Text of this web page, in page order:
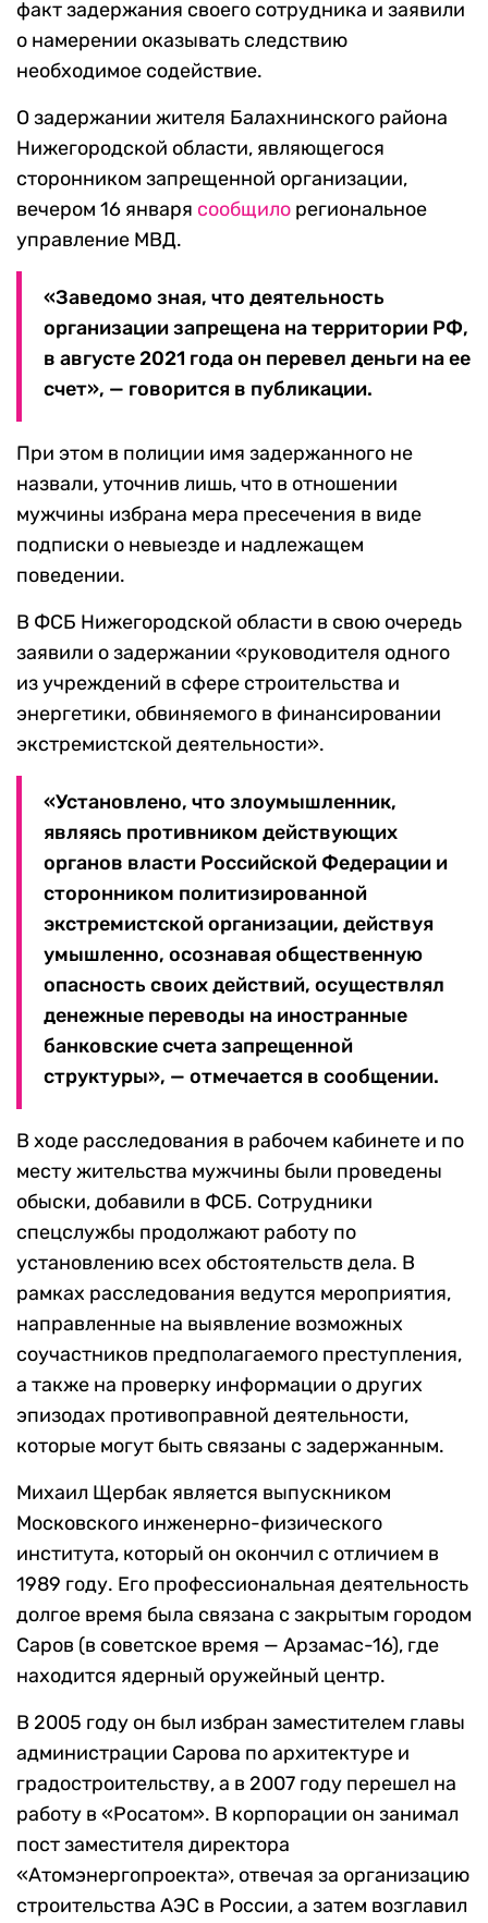
факт задержания своего сотрудника и заявили
о намерении оказывать следствию
необходимое содействие.
О задержании жителя Балахнинского района
Нижегородской области, являющегося
сторонником запрещенной организации,
вечером 16 января сообщило региональное
управление МВД.
«Заведомо зная, что деятельность
организации запрещена на территории РФ,
в августе 2021 года он перевел деньги на ее
счет», — говорится в публикации.
При этом в полиции имя задержанного не
назвали, уточнив лишь, что в отношении
мужчины избрана мера пресечения в виде
подписки о невыезде и надлежащем
поведении.
В ФСБ Нижегородской области в свою очередь
заявили о задержании «руководителя одного
из учреждений в сфере строительства и
энергетики, обвиняемого в финансировании
экстремистской деятельности».
«Установлено, что злоумышленник,
являясь противником действующих
органов власти Российской Федерации и
сторонником политизированной
экстремистской организации, действуя
умышленно, осознавая общественную
опасность своих действий, осуществлял
денежные переводы на иностранные
банковские счета запрещенной
структуры», — отмечается в сообщении.
В ходе расследования в рабочем кабинете и по
месту жительства мужчины были проведены
обыски, добавили в ФСБ. Сотрудники
спецслужбы продолжают работу по
установлению всех обстоятельств дела. В
рамках расследования ведутся мероприятия,
направленные на выявление возможных
соучастников предполагаемого преступления,
а также на проверку информации о других
эпизодах противоправной деятельности,
которые могут быть связаны с задержанным.
Михаил Щербак является выпускником
Московского инженерно-физического
института, который он окончил с отличием в
1989 году. Его профессиональная деятельность
долгое время была связана с закрытым городом
Саров (в советское время — Арзамас-16), где
находится ядерный оружейный центр.
В 2005 году он был избран заместителем главы
администрации Сарова по архитектуре и
градостроительству, а в 2007 году перешел на
работу в «Росатом». В корпорации он занимал
пост заместителя директора
«Атомэнергопроекта», отвечая за организацию
строительства АЭС в России, а затем возглавил